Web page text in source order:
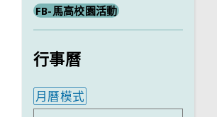
FB-馬高校園活動
行事曆
月曆模式